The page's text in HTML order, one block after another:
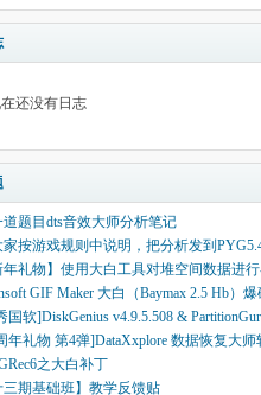
还没有日志
道题目dts音效大师分析笔记
家按游戏规则中说明，把分析发到
年礼物】使用大白工具对堆空间数据进
GIF Maker 大白（Baymax 2.5 Hb）
国软]DiskGenius v4.9.5.508 &
年礼物 第4弹]DataXxplore 数据恢复大
之大白补丁
三期基础班】教学反馈贴